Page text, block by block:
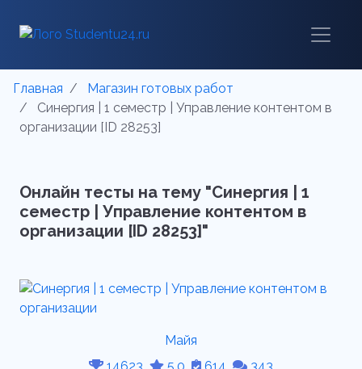
Главная
Магазин готовых работ
Синергия | 1 семестр | Управление контентом в
организации [ID 28253]
Онлайн тесты на тему "Синергия | 1
семестр | Управление контентом в
организации [ID 28253]"
Майя